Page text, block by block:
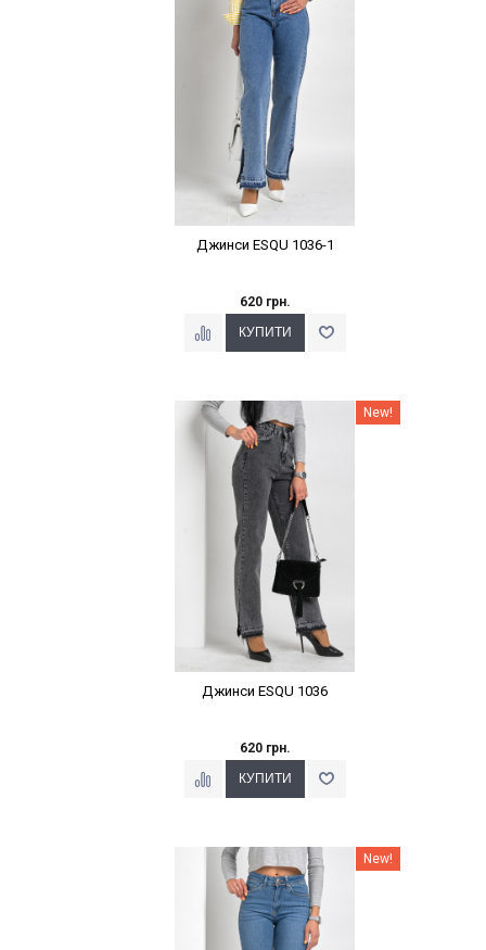
Джинси ESQU 1036-1
620 грн.
Наклейки Варіант з % New!
Джинси ESQU 1036
620 грн.
Наклейки Варіант з % New!